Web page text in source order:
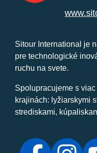
Sitour International je
pre technologické
ruchu na svete.
Spolupracujeme s
krajinách: lyžiarskymi
strediskami,